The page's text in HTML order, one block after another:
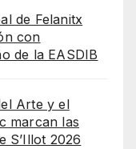
de Felanitx
con
de la EASDIB
Arte y el
marcan las
S’Illot 2026